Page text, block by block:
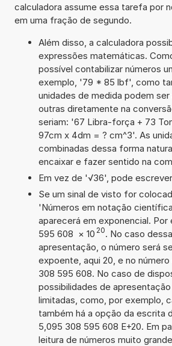
calculadora assume essa tarefa por
em uma fração de segundo.
Além disso, a calculadora
expressões matemáticas.
possível contabilizar números
exemplo, '79 * 85 lbf', como
unidades de medida podem
outras diretamente na
seriam: '67 Libra-força + 73
97cm x 4dm = ? cm^3'. As
combinadas dessa forma
encaixar e fazer sentido na
Em vez de '√36', pode
Se um sinal de visto for
'Números em notação
aparecerá em exponencial.
595 608 × 10 20. No caso
apresentação, o número será
expoente, aqui 20, e no
308 595 608. No caso de
possibilidades de
limitadas, como, por exemplo,
também há a opção da escrita
5,095 308 595 608 E+20. Em
leitura de números muito